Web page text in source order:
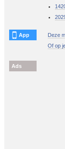
App
Deze
Of op
Ads